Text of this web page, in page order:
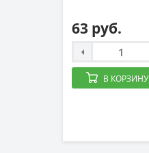
63 руб.
В КОРЗИНУ